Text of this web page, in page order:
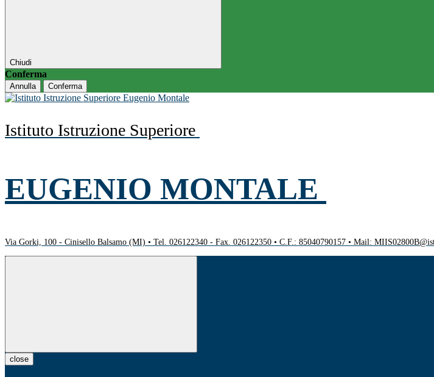
Chiudi
Conferma
Annulla Conferma
Istituto Istruzione Superiore
EUGENIO MONTALE
Via Gorki, 100 - Cinisello Balsamo (MI) • Tel. 026122340 - Fax. 026122350 • C.F.: 85040790157 • Mail:
close